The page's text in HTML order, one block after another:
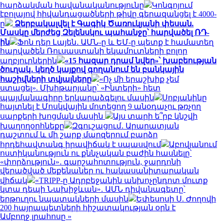
հարձակման հավանականությունը
Կոնգոյում
էբոլայով հիվանդացածների թիվը գերազանցել է 4000-
ը
Ձերբակալվել է Գագիկ Ծառուկյանի փեսան.
Մասկը մերժեց Զելենսկու պահանջը՝ հարվածել ՌԴ-
ին
Ֆոն դեր Լայեն․ ԱՄՆ-ը և ԵՄ-ը պետք է համատեղ
հարվածեն Ռուսաստանի եկամուտների բոլոր
աղբյուրներին
«15 հազար դրամ նվեր»՝ խաբեության
ծուղակ․ կեղծ կայքով գողանում են բանկային
հաշիվների տվյալները
«Ոչ մի երաշխիք չեմ
ստացել». Մխիթարյանը՝ «Ինտերի» հետ
պայմանագիրը երկարաձգելու մասին
Սոբյանինը
հայտնել է Մոսկվային մոտեցող 9 անօդաչու թռչող
սարքերի խոցման մասին
Այս տարի ե՞րբ կնշվի
խաղողօրհնեքը
Զգուշացում․ Արարատյան
դաշտում և մի շարք մարզերում բարձր
հրդեհավտանգ իրավիճակ է սպասվում
Աբովյանում
ոստիկանություն ու քննչական բաժին հասնելը՝
«փորձություն»․ գարշահոտություն, ջարդոնի
վերածված մեքենաներ ու հակասանիտարական
վիճակ
«TRIPP-ը Ադրբեջանին անխոչընդոտ մուտք
կտա դեպի Նախիջևան»․ ԱՄՆ դիվանագետը՝
երթուղու նպատակների մասին
Եփեսոսի Ս. Ժողովի
200 հայրապետների հիշատակության օրն է
Ամբողջ լրահոսը »